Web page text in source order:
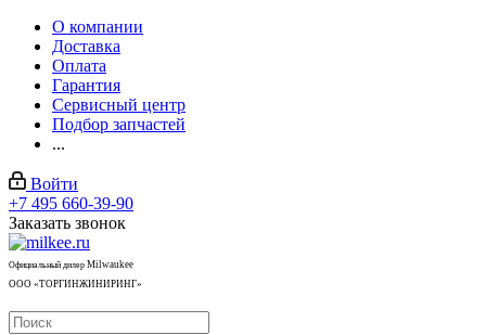
О компании
Доставка
Оплата
Гарантия
Сервисный центр
Подбор запчастей
...
Войти
+7 495 660-39-90
Заказать звонок
Официальный дилер Milwaukee
ООО «ТОРГИНЖИНИРИНГ»